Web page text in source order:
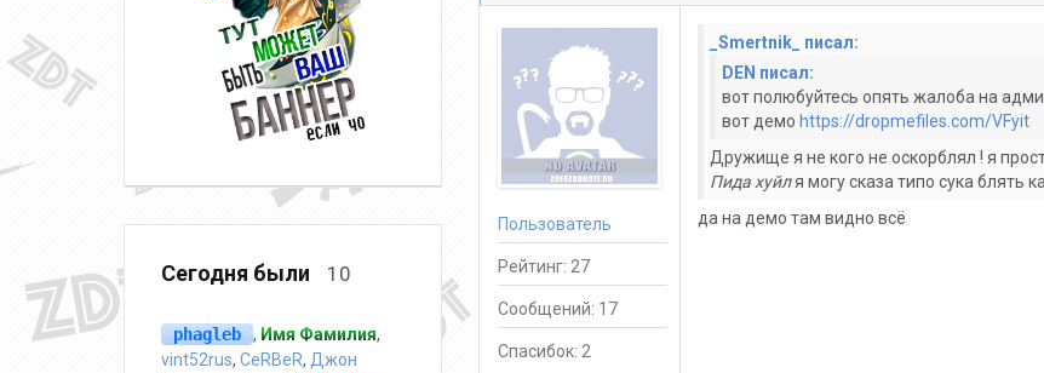
Пользователь
Рейтинг: 27
Сообщений: 17
Спасибок: 2
_Smertnik_ писал:
DEN писал:
вот полюбуйтесь опять жалоба на
вот демо https://dropmefiles.com/VFyit
Дружище я не кого не оскорблял ! я
Пида хуйля могу сказа типо сука блять
да на демо там видно всё
Сегодня были 10
phagleb , Имя Фамилия,
vint52rus, CeRBeR, Джон